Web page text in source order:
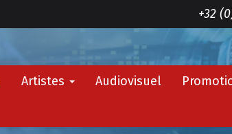
+32
Artistes Audiovisuel